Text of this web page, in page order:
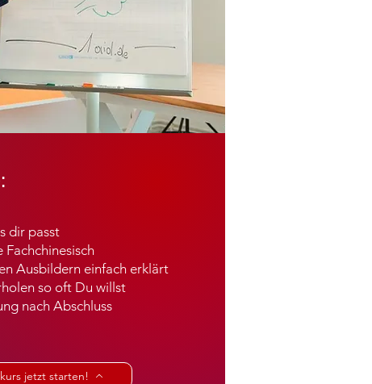
dir passt
Fachchinesisch
Ausbildern einfach erklärt
so oft Du willst
nach Abschluss
jetzt starten!